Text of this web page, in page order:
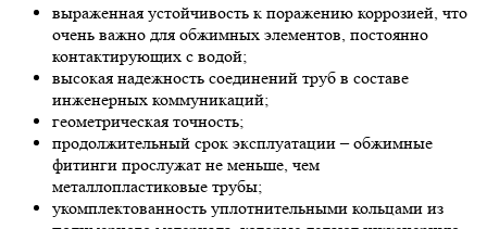
выраженная устойчивость к поражению коррозией, что
очень важно для обжимных элементов, постоянно
контактирующих с водой;
высокая надежность соединений труб в составе
инженерных коммуникаций;
геометрическая точность;
продолжительный срок эксплуатации – обжимные
фитинги прослужат не меньше, чем
металлопластиковые трубы;
укомплектованность уплотнительными кольцами из